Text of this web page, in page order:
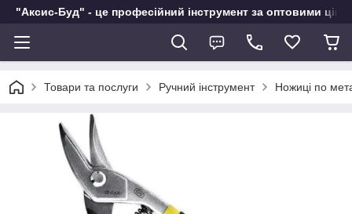
"Аксис-Буд" - це професійний інструмент за оптовими
Товари та послуги Ручний інструмент Ножиці по